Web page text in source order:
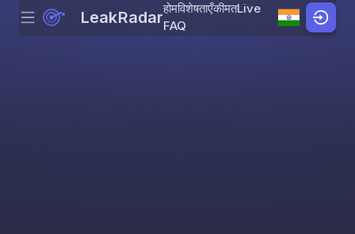
Skip to content
Menu LeakRadarहोमविशेषताएँकीमतLive
FAQ